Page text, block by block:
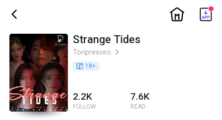
ic_back ic_home
Strange Tides
Toripresseo ic_arrow_right
book_age 18+
2.2K
FOLLOW
7.6K
READ